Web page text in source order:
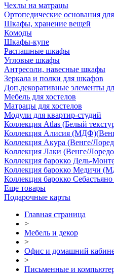
Чехлы на матрацы
Ортопедические основания
Шкафы, хранение вещей
Комоды
Шкафы-купе
Распашные шкафы
Угловые шкафы
Антресоли, навесные шкафы
Зеркала и полки для шкафов
Доп.декоративные элементы
Мебель для хостелов
Матрацы для хостелов
Модули для квартир-студий
Коллекция Atlas (Белый
Коллекция Алисия
Коллекция Акура (Венге/
Коллекция Лаки (Венге/
Коллекция барокко Дель-
Коллекция барокко Медичи
Коллекция барокко
Еще товары
Подарочные карты
Главная страница
>
Мебель и декор
>
Офис и домашний
>
Письменные и